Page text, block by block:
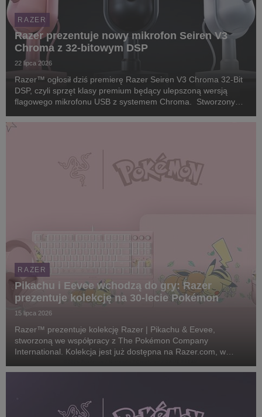
RAZER
Razer prezentuje nowy mikrofon Seiren V3
Chroma z 32-bitowym DSP
22 lipca 2026
Razer™ ogłosił dziś premierę Razer Seiren V3 Chroma 32-Bit
DSP, czyli sprzęt klasy premium będący ulepszoną wersją
flagowego mikrofonu USB z systemem Chroma. Stworzony
głosu bez skomplikowanego, tradycyjnego sp...
RAZER
Pikachu i Eevee wchodzą do gry: Razer
prezentuje kolekcję na 30-lecie Pokémon
15 lipca 2026
Razer™ prezentuje kolekcję Razer | Pikachu & Eevee,
stworzoną we współpracy z The Pokémon Company
International. Kolekcja jest już dostępna na Razer.com, w
partnerów.